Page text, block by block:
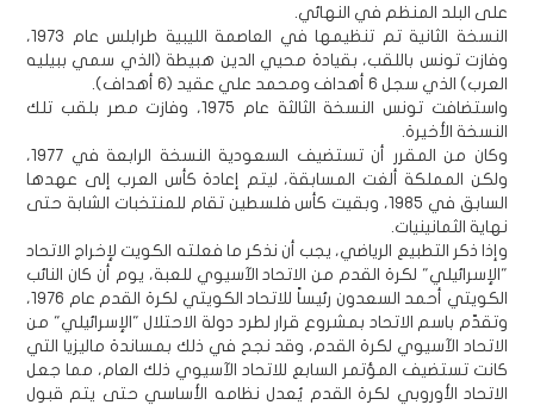
على البلد المنظم في النهائي.
النسخة الثانية تم تنظيمها في العاصمة الليبية طرابلس عام 1973،
وفازت تونس باللقب، بقيادة محيي الدين هبيطة (الذي سمي ببيليه
العرب) الذي سجل 6 أهداف ومحمد علي عقيد (6 أهداف).
واستضافت تونس النسخة الثالثة عام 1975، وفازت مصر بلقب تلك
النسخة الأخيرة.
وكان من المقرر أن تستضيف السعودية النسخة الرابعة في 1977،
ولكن المملكة ألغت المسابقة، ليتم إعادة كأس العرب إلى عهدها
السابق في 1985، وبقيت كأس فلسطين تقام للمنتخبات الشابة حتى
نهاية الثمانينيات.
وإذا ذكر التطبيع الرياضي، يجب أن نذكر ما فعلته الكويت لإخراج الاتحاد
"الإسرائيلي" لكرة القدم من الاتحاد الآسيوي للعبة، يوم أن كان النائب
الكويتي أحمد السعدون رئيساً للاتحاد الكويتي لكرة القدم عام 1976،
وتقدّم باسم الاتحاد بمشروع قرار لطرد دولة الاحتلال "الإسرائيلي" من
الاتحاد الآسيوي لكرة القدم، وقد نجح في ذلك بمساندة ماليزيا التي
كانت تستضيف المؤتمر السابع للاتحاد الآسيوي ذلك العام، مما جعل
الاتحاد الأوروبي لكرة القدم يُعدل نظامه الأساسي حتى يتم قبول